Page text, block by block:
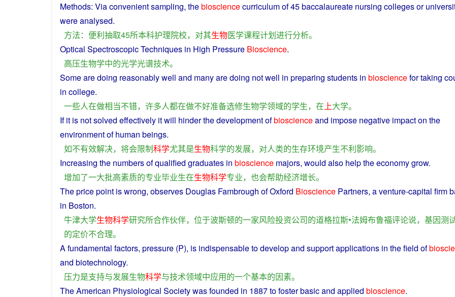
Methods: Viaconvenientsampling, thebiosciencecurriculumof 45baccalaureate nursing collegesor
wereanalysed.
方法： 便利抽取45所本科护理院校， 对其生物医学课程计划进行分析。
Optical SpectroscopicTechniques in High Pressure Bioscience.
高压生物学中的光学光谱技术。
Somearedoing reasonablywell and manyaredoing not well in preparing students in biosciencefortaking
in college.
一些人在做相当不错， 许多人都在做不好准备选修生物学领域的学生， 在上大学。
Ifit is notsolved effectively itwill hinder thedevelopmentofbioscienceand impose negative impacton the
environmentof human beings.
如不有效解决， 将会限制科学尤其是生物科学的发展， 对人类的生存环境产生不利影响。
Increasing the numbersofqualified graduates in bioscience majors, would also helptheeconomygrow.
增加了一大批高素质的专业毕业生在生物科学专业， 也会帮助经济增长。
Thepricepoint is wrong, observes Douglas Fambrough ofOxford Bioscience Partners, aventure-capital firm
in Boston.
牛津大学生物科学研究所合作伙伴， 位于波斯顿的一家风险投资公司的道格拉斯•法姆布鲁福评论说， 基因测
的定价不合理。
Afundamental factors, pressure (P), is indispensable todevelopand supportapplications in thefield of
and biotechnology.
压力是支持与发展生物科学与技术领域中应用的一个基本的因素。
TheAmerican Physiological Societywasfounded in 1887 tofosterbasicand applied bioscience.